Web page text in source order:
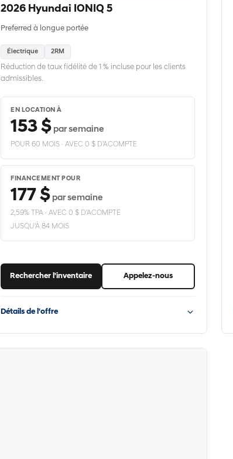
2026 Hyundai IONIQ 5
Preferred à longue portée
Électrique 2RM
Réduction de taux fidélité de 1 % incluse pour les clients
admissibles.
EN LOCATION À
153 $ par semaine
POUR 60 MOIS · AVEC 0 $ D'ACOMPTE
FINANCEMENT POUR
177 $ par semaine
2,59% TPA · AVEC 0 $ D'ACOMPTE
JUSQU'À 84 MOIS
Rechercher l'inventaire Appelez-nous
Détails de l'offre